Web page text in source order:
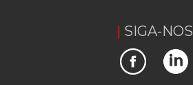
SIGA-NOS